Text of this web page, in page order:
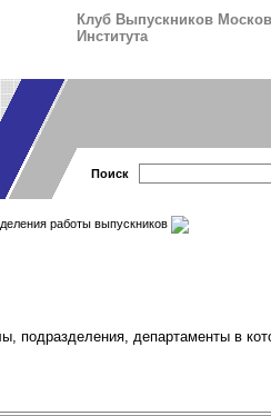
Клуб Выпускников
Института
Поиск
работы выпускников
подразделения, департаменты в